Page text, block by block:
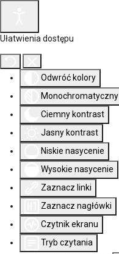
Ułatwienia dostępu
Odwróć kolory
Monochromatyczny
Ciemny kontrast
Jasny kontrast
Niskie nasycenie
Wysokie nasycenie
Zaznacz linki
Zaznacz nagłówki
Czytnik ekranu
Tryb czytania